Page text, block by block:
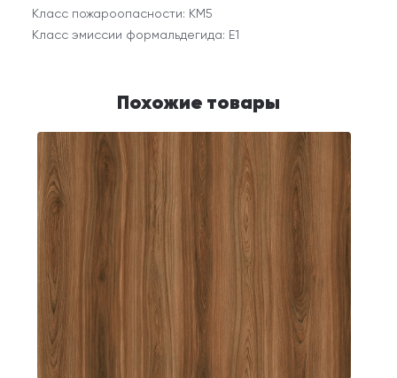
Класс пожароопасности: КМ5
Класс эмиссии формальдегида: E1
Похожие товары